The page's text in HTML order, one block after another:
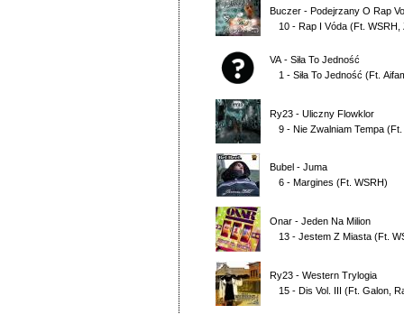
Buczer - Podejrzany O Rap
10 - Rap I Vóda (Ft. WSRH
VA - Siła To Jedność
1 - Siła To Jedność (Ft.
Ry23 - Uliczny Flowklor
9 - Nie Zwalniam Tempa (Ft.
Bubel - Juma
6 - Margines (Ft. WSRH)
Onar - Jeden Na Milion
13 - Jestem Z Miasta (Ft.
Ry23 - Western Trylogia
15 - Dis Vol. III (Ft. Galon